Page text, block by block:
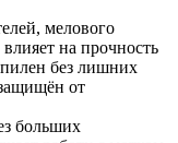
мелового
на прочность
без лишних
от
больших